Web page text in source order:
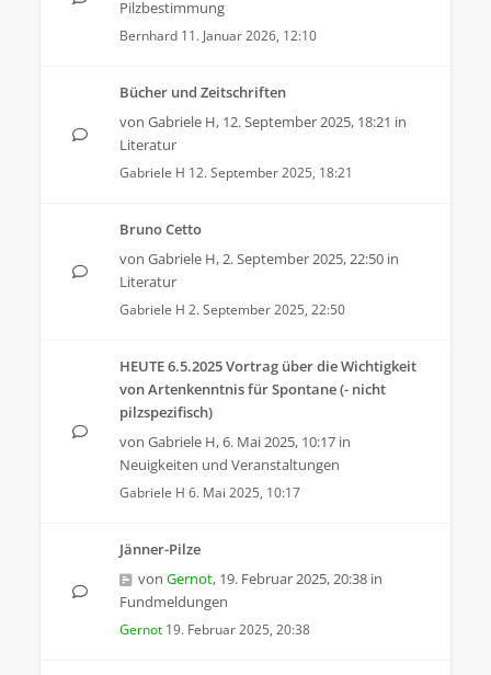
Pilzbestimmung
Bernhard 11. Januar 2026, 12:10
Bücher und Zeitschriften
von Gabriele H, 12. September 2025, 18:21 in
Literatur
Gabriele H 12. September 2025, 18:21
Bruno Cetto
von Gabriele H,2. September 2025, 22:50 in
Literatur
Gabriele H 2. September 2025, 22:50
HEUTE 6.5.2025 Vortrag über die Wichtigkeit
von Artenkenntnis für Spontane (- nicht
pilzspezifisch)
von Gabriele H,6. Mai 2025, 10:17 in
Neuigkeiten und Veranstaltungen
Gabriele H 6. Mai 2025, 10:17
Jänner-Pilze
von Gernot, 19. Februar 2025, 20:38 in
Fundmeldungen
Gernot 19. Februar 2025, 20:38